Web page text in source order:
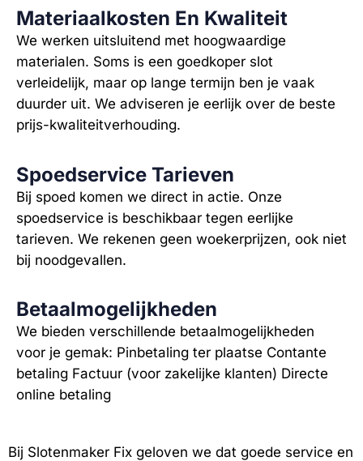
Materiaalkosten En Kwaliteit
We werken uitsluitend met hoogwaardige
materialen. Soms is een goedkoper slot
verleidelijk, maar op lange termijn ben je vaak
duurder uit. We adviseren je eerlijk over de beste
prijs-kwaliteitverhouding.
Spoedservice Tarieven
Bij spoed komen we direct in actie. Onze
spoedservice is beschikbaar tegen eerlijke
tarieven. We rekenen geen woekerprijzen, ook niet
bij noodgevallen.
Betaalmogelijkheden
We bieden verschillende betaalmogelijkheden
voor je gemak: Pinbetaling ter plaatse Contante
betaling Factuur (voor zakelijke klanten) Directe
online betaling
Bij Slotenmaker Fix geloven we dat goede service en